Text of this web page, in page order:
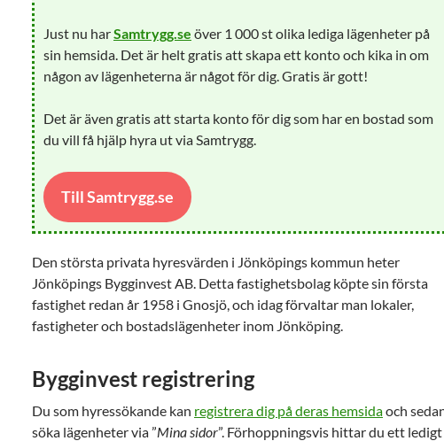
Just nu harSamtrygg.se över 1 000 st olika lediga lägenheter på
sin hemsida. Det är helt gratis att skapa ett konto och kika in om
någon av lägenheterna är något för dig. Gratis är gott!
Det är även gratis att starta konto för dig som har en bostad som
du vill få hjälp hyra ut via Samtrygg.
Till Samtrygg.se
Den största privata hyresvärden i Jönköpings kommun heter
Jönköpings Bygginvest AB. Detta fastighetsbolag köpte sin första
fastighet redan år 1958 i Gnosjö, och idag förvaltar man lokaler,
fastigheter och bostadslägenheter inom Jönköping.
Bygginvest registrering
Du som hyressökande kan registrera dig på deras hemsidaoch
söka lägenheter via ”Mina sidor”. Förhoppningsvis hittar du ett ledigt